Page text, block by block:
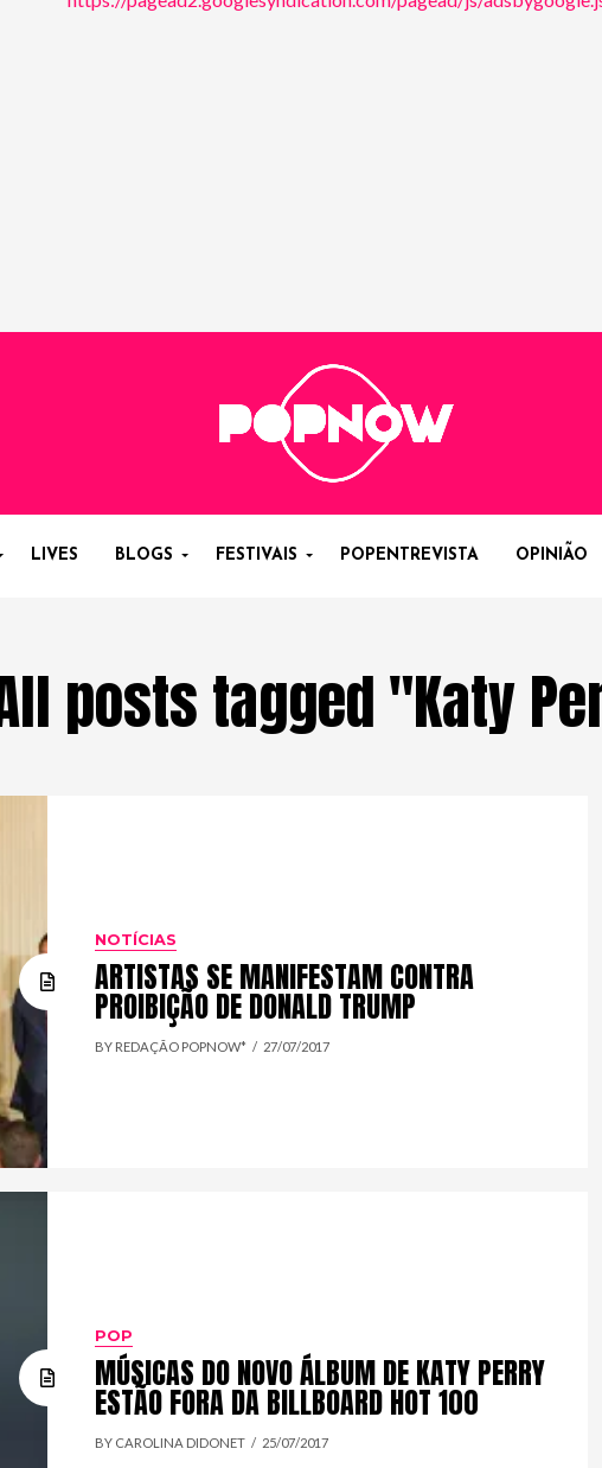
LIVES BLOGS FESTIVAIS POPENTREVISTA OPINIÃO
posts tagged "Katy
NOTÍCIAS
ARTISTAS SE MANIFESTAM CONTRA
PROIBIÇÃO DE DONALD TRUMP
BY REDAÇÃO POPNOW* 27/07/2017
POP
MÚSICAS DO NOVO ÁLBUM DE KATY PERRY
ESTÃO FORA DA BILLBOARD HOT 100
BY CAROLINA DIDONET 25/07/2017